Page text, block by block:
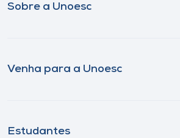
Sobre a Unoesc
Venha para a Unoesc
Estudantes